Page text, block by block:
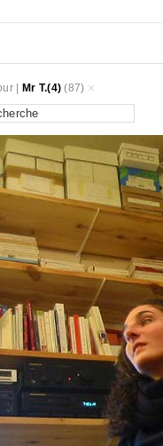
| Mr T.(4) (87)